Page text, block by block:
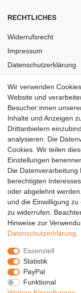
RECHTLICHES
Widerrufsrecht
Impressum
Datenschutzerklärung
Versandkosten
Barrierefreiheit
Anleitungen
Vertrag widerrufen
PARTNER
DHL
GLS
PaketPLUS
SPONSORING
Malchower SV 90
Malchower Wölfe
ZERTIFIKATE
Wir verwenden
Website und
Besucher:innen
Inhalte und Anzeigen
Drittanbietern
analysieren. Die
Cookies. Wir teilen
Einstellungen
Die
berechtigten
oder abgelehnt
und die Einwilligung
zu widerrufen.
Hinweise zur
Daten­schutz­erklärung
Essenziell
Statistik
PayPal
Funktional